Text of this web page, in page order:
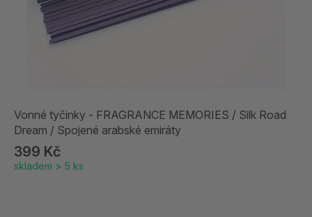
Vonné tyčinky - FRAGRANCE MEMORIES / Silk Road
Dream / Spojené arabské emiráty
399 Kč
skladem > 5 ks